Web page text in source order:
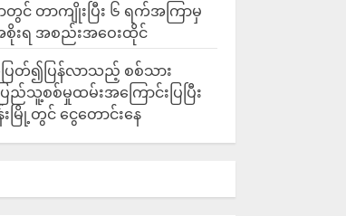
တွင် တာကျိုးပြီး ၆ ရက်အကြာမှ
းရ အစည်းအဝေးထိုင်
ြတ်၍ပြန်လာသည့် စစ်သား
ည်သူ့စစ်မှုထမ်းအကြောင်းပြပြီး
းမြို့တွင် ငွေတောင်းနေ